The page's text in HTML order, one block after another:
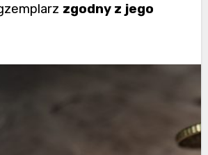
zgodny z jego